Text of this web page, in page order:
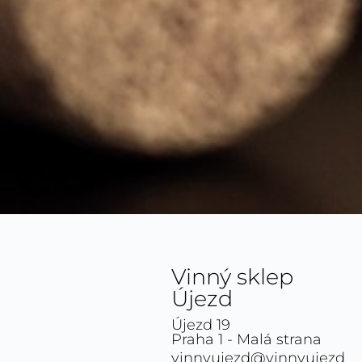
Vinný sklep
Újezd
Újezd 19
Praha 1 - Malá strana
vinnyujezd@vinnyujezd